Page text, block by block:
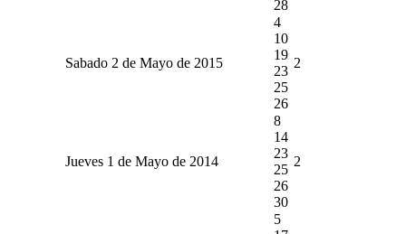
28
Sabado 2 de Mayo de 2015
4
10
19
23
25
26
2
Jueves 1 de Mayo de 2014
8
14
23
25
26
30
2
5